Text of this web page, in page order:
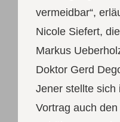
vermeidbar“,
Nicole Siefert,
Markus
Doktor Gerd
Jener stellte sich
Vortrag auch